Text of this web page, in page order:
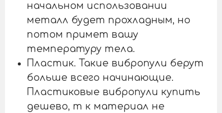
начальном использовании
металл будет прохладным, но
потом примет вашу
температуру тела.
Пластик. Такие вибропули берут
больше всего начинающие.
Пластиковые вибропули купить
дешево, т к материал не